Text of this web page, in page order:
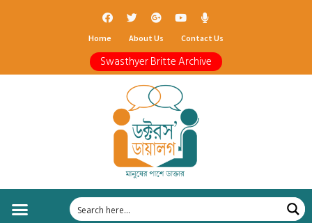
Home About Us Contact Us
Swasthyer Britte Archive